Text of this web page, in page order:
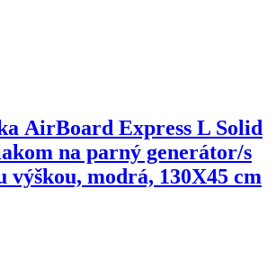
AirBoard Express L Solid
na parný generátor/s
výškou, modrá, 130X45 cm